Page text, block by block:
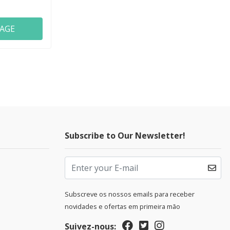
Subscribe to Our Newsletter!
Subscreve os nossos emails para receber
novidades e ofertas em primeira mão
Suivez-nous: